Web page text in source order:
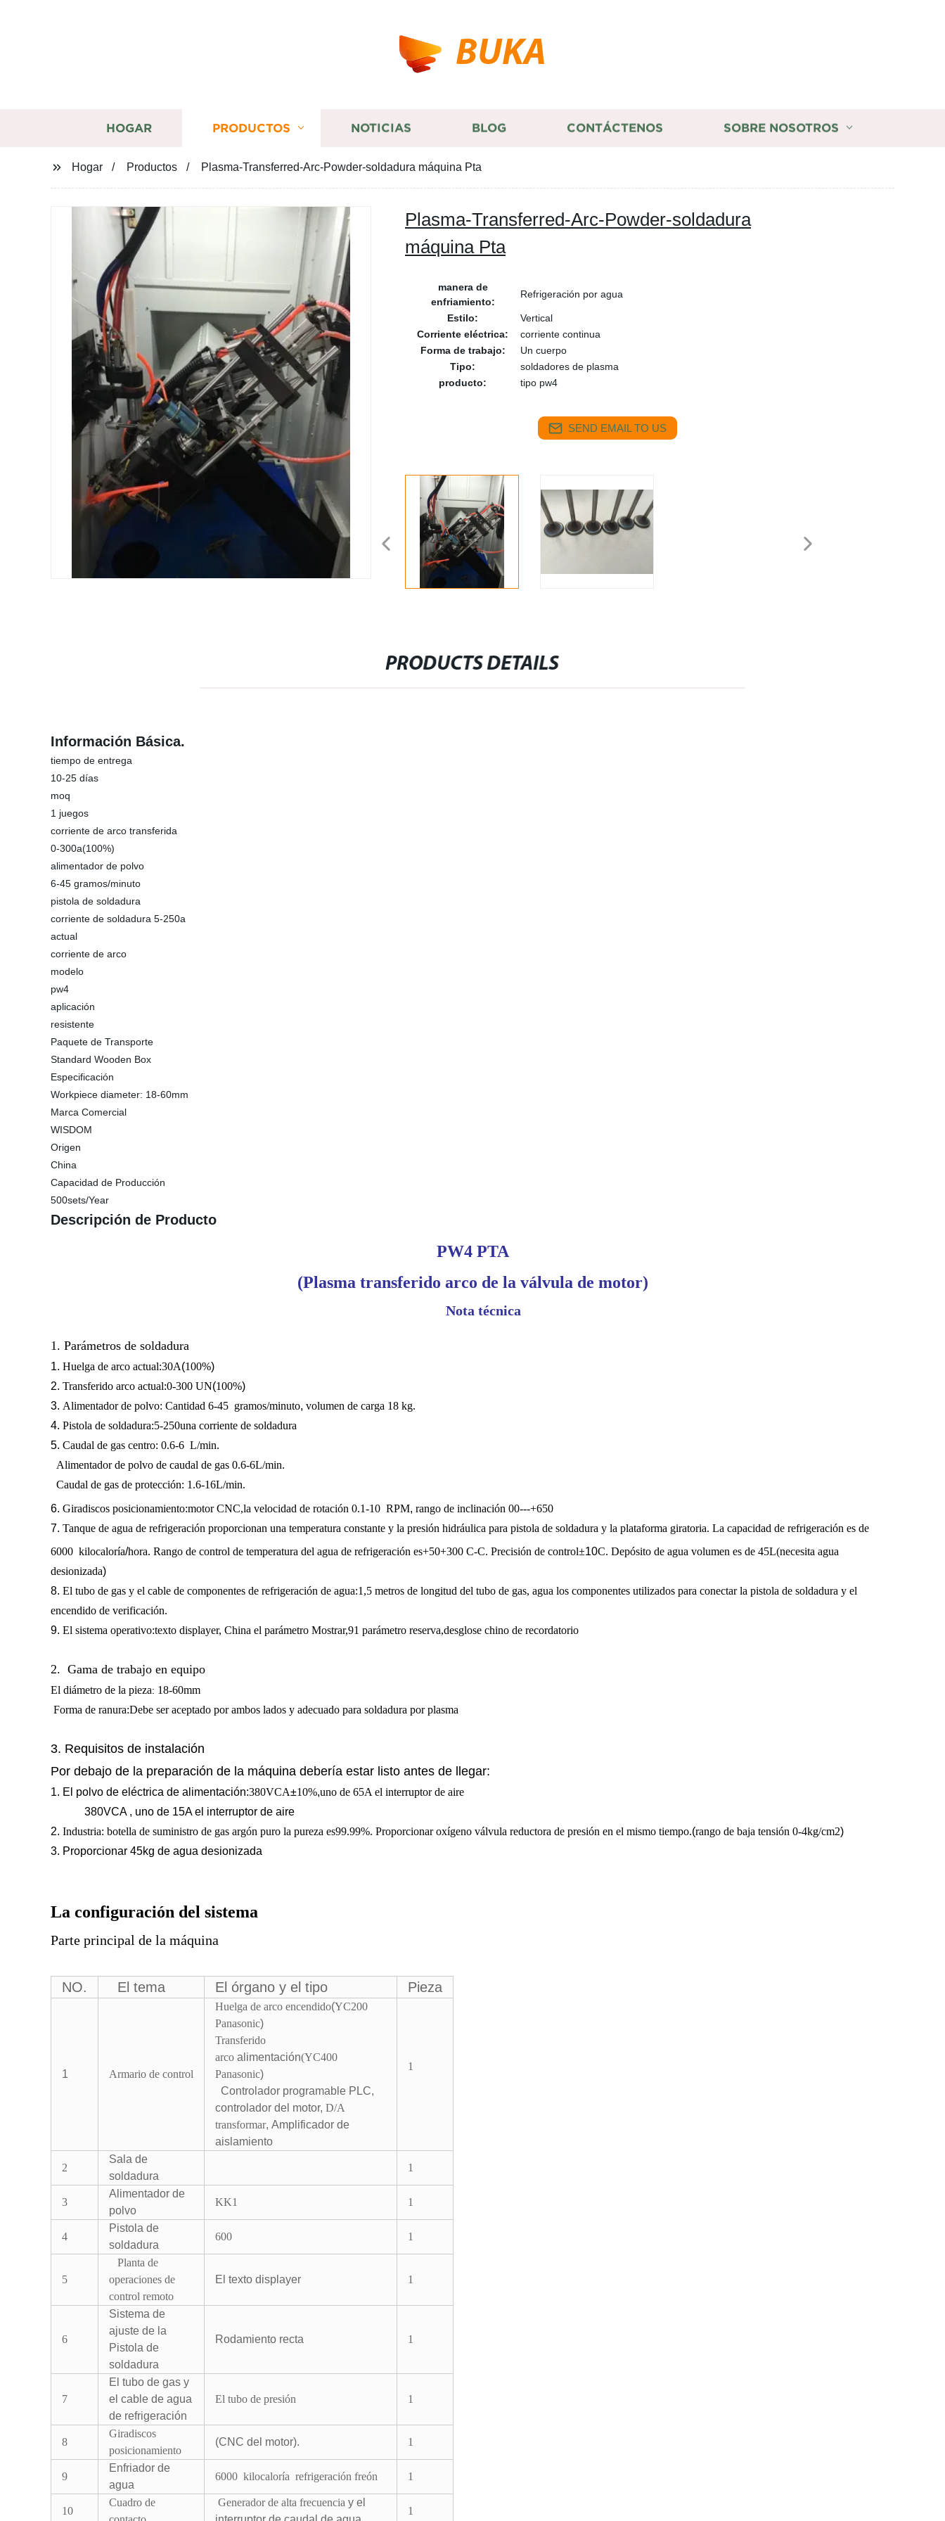
BUKA
HOGAR PRODUCTOS NOTICIAS BLOG CONTÁCTENOS SOBRE NOSOTROS
Hogar Productos Plasma-Transferred-Arc-Powder-soldadura máquina Pta
Plasma-Transferred-Arc-Powder-soldadura
máquina Pta
manera de
enfriamiento:
Refrigeración por agua
Estilo:
Vertical
Corriente eléctrica:
corriente continua
Forma de trabajo:
Un cuerpo
Tipo:
soldadores de plasma
producto:
tipo pw4
SEND EMAIL TO US
PRODUCTS DETAILS
Información Básica.
tiempo de entrega
10-25 días
moq
1 juegos
corriente de arco transferida
0-300a(100%)
alimentador de polvo
6-45 gramos/minuto
pistola de soldadura
corriente de soldadura 5-250a
actual
corriente de arco
modelo
pw4
aplicación
resistente
Paquete de Transporte
Standard Wooden Box
Especificación
Workpiece diameter: 18-60mm
Marca Comercial
WISDOM
Origen
China
Capacidad de Producción
500sets/Year
Descripción de Producto
PW4 PTA
(Plasma transferido arco de la válvula de motor)
Nota técnica
1. Parámetros de soldadura
1. Huelga de arco actual:30A(100%)
2. Transferido arco actual:0-300 UN(100%)
3. Alimentador de polvo: Cantidad 6-45 gramos/minuto, volumen de carga 18 kg.
4. Pistola de soldadura:5-250una corriente de soldadura
5. Caudal de gas centro: 0.6-6 L/min.
Alimentador de polvo de caudal de gas 0.6-6L/min.
Caudal de gas de protección: 1.6-16L/min.
6. Giradiscos posicionamiento:motor CNC,la velocidad de rotación 0.1-10 RPM, rango de inclinación 00---+650
7. Tanque de agua de refrigeración proporcionan una temperatura constante y la presión hidráulica para pistola de soldadura y la plataforma giratoria. La capacidad de refrigeración es de
6000 kilocaloría/hora. Rango de control de temperatura del agua de refrigeración es+50+300 C-C. Precisión de control±10C. Depósito de agua volumen es de 45L(necesita agua
desionizada)
8. El tubo de gas y el cable de componentes de refrigeración de agua:1,5 metros de longitud del tubo de gas, agua los componentes utilizados para conectar la pistola de soldadura y el
encendido de verificación.
9. El sistema operativo:texto displayer, China el parámetro Mostrar,91 parámetro reserva,desglose chino de recordatorio
2. Gama de trabajo en equipo
El diámetro de la pieza: 18-60mm
Forma de ranura:Debe ser aceptado por ambos lados y adecuado para soldadura por plasma
3. Requisitos de instalación
Por debajo de la preparación de la máquina debería estar listo antes de llegar:
1. El polvo de eléctrica de alimentación:380VCA±10%,uno de 65A el interruptor de aire
380VCA , uno de 15A el interruptor de aire
2. Industria: botella de suministro de gas argón puro la pureza es99.99%. Proporcionar oxígeno válvula reductora de presión en el mismo tiempo.(rango de baja tensión 0-4kg/cm2)
3. Proporcionar 45kg de agua desionizada
La configuración del sistema
Parte principal de la máquina
NO. El tema El órgano y el tipo Pieza
1 Armario de control
Huelga de arco encendido(YC200
Panasonic)
Transferido
arco alimentación(YC400
Panasonic)
Controlador programable PLC,
controlador del motor, D/A
transformar, Amplificador de
aislamiento
1
2
Sala de
soldadura
1
3
Alimentador de
polvo
KK1 1
4
Pistola de
soldadura
600 1
5
Planta de
operaciones de
control remoto
El texto displayer 1
6
Sistema de
ajuste de la
Pistola de
soldadura
Rodamiento recta 1
7
El tubo de gas y
el cable de agua
de refrigeración
El tubo de presión 1
8
Giradiscos
posicionamiento
(CNC del motor). 1
9
Enfriador de
agua
6000 kilocaloría refrigeración freón 1
10
Cuadro de
Generador de alta frecuencia y el
1